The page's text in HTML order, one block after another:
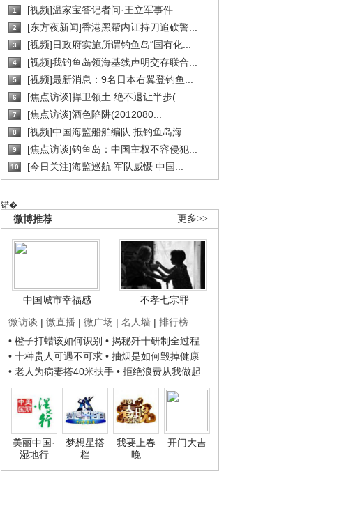
1 [视频]温家宝答记者问·王立军事件
2 [东方夜新闻]香港黑帮内讧持刀追砍警...
3 [视频]日政府实施所谓钓鱼岛“国有化...
4 [视频]我钓鱼岛领海基线声明交存联合...
5 [视频]最新消息：9名日本右翼登钓鱼...
6 [焦点访谈]捍卫领土 绝不退让半步(...
7 [焦点访谈]酒色陷阱(2012080...
8 [视频]中国海监船舶编队 抵钓鱼岛海...
9 [焦点访谈]钓鱼岛：中国主权不容侵犯...
10 [今日关注]海监巡航 军队威慑 中国...
锘�
更多>>
微博推荐
中国城市幸福感
不孝七宗罪
微访谈 | 微直播 | 微广场 | 名人墙 | 排行榜
• 橙子打蜡该如何识别 • 揭秘歼十研制全过程
• 十种贵人可遇不可求 • 抽烟是如何毁掉健康
• 老人为病妻搭40米扶手 • 拒绝浪费从我做起
美丽中国·
湿地行
梦想星搭
档
我要上春
晚
开门大吉